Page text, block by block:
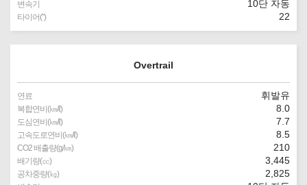
변속기 10단 자동
타이어(″) 22
Overtrail
연료 휘발유
복합연비(㎞/ℓ) 8.0
도심연비(㎞/ℓ) 7.7
고속도로연비(㎞/ℓ) 8.5
CO2 배출량(g/㎞) 210
배기량(㏄) 3,445
공차중량(㎏) 2,825